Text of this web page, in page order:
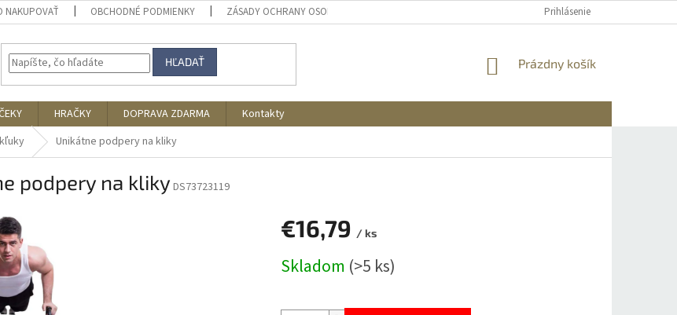
NAKUPOVAŤ OBCHODNÉ PODMIENKY ZÁSADY OCHRANY OSOBNÝCH ÚDAJOV REKLAMÁCIA A VRÁTENIE
Prihlásenie
HĽADAŤ
NÁKUPNÝ
Prázdny košík
HRAČKY DOPRAVA ZDARMA
Kontakty
Unikátne podpery na kliky
podpery na kliky DS73723119
€16,79 / ks
cena:
Skladom (>5 ks)